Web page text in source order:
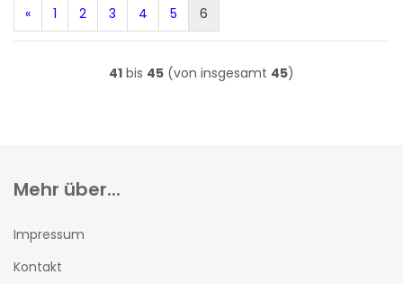
« 1 2 3 4 5 6
41 bis 45 (von insgesamt 45)
Mehr über...
Impressum
Kontakt